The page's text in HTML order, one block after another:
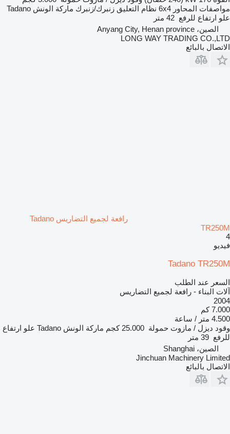
مواصفات المحاور 6x4 نظام التعليق زنبرك/زنبرك ماركة الونش Tadano
علو ارتفاع للرفع 42 متر
الصين، Anyang City, Henan province
LONG WAY TRADING CO.,LTD
الاتصال بالبائع
رافعة لجميع التضاريس Tadano
TR250M
4
فيديو
Tadano TR250M
السعر عند الطلب
آلات البناء - رافعة لجميع التضاريس
2004
7.000 كم
4.500 متر / ساعة
وقود ديزل / مازوت حمولة 25.000 كجم ماركة الونش Tadano علو ارتفاع
للرفع 39 متر
الصين، Shanghai
Jinchuan Machinery Limited
الاتصال بالبائع